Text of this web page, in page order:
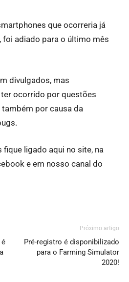
que ocorreria já
foi adiado para o último mês
divulgados, mas
ocorrido por questões
por causa da
fique ligado aqui no site, na
e em nosso canal do
Próximo artigo
Pré-registro é disponibilizado
para o Farming Simulator
2020!